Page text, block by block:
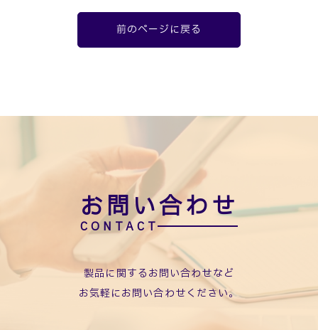
前のページに戻る
お問い合わせ
製品に関するお問い合わせなど
お気軽にお問い合わせください。